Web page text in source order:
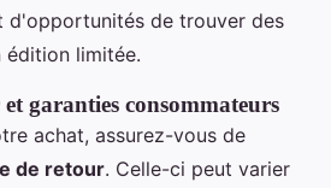
d'opportunités de trouver des
édition limitée.
garanties consommateurs
achat, assurez-vous de
de retour. Celle-ci peut varier